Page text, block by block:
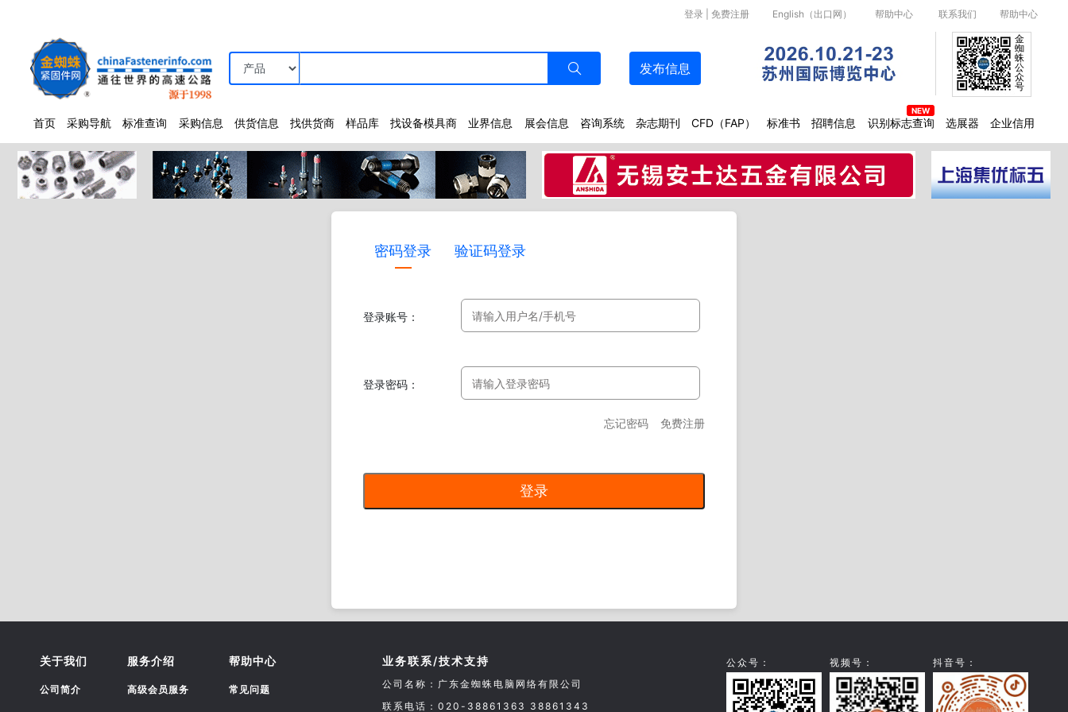
English（出口网） 帮助中心 联系我们 帮助中心
登录 免费注册
发布信息
首页 采购导航 标准查询 采购信息 供货信息 找供货商 样品库 找设备模具商 业界信息 展会信息 咨询系统 杂志期刊 CFD（FAP） 标准书 招聘信息 识别标志查询 选展器 企业信用
金
蜘
蛛
公
众
号
密码登录 验证码登录
登录账号：
登录密码：
忘记密码 免费注册
关于我们
公司简介
服务介绍
高级会员服务
帮助中心
常见问题
业务联系/技术支持
公司名称：广东金蜘蛛电脑网络有限公司
联系电话：020-38861363 38861343
公众号： 视频号： 抖音号：